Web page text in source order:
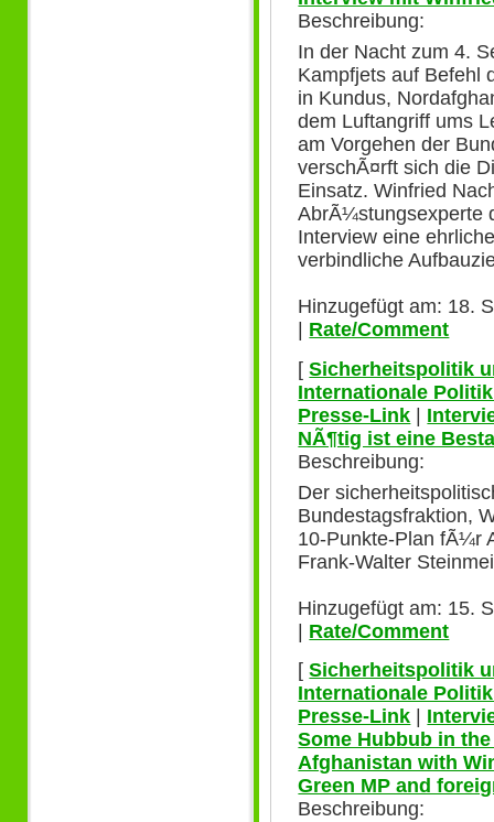
Beschreibung:
In der Nacht zum 4.
Kampfjets auf Befehl
in Kundus,
dem Luftangriff ums
am Vorgehen der
verschÃ¤rft sich die
Einsatz. Winfried
AbrÃ¼stungsexperte
Interview eine
verbindliche
Hinzugefügt am: 18.
Rate/Comment
[Sicherheitspolitik
Internationale
Presse-Link |
NÃ¶tig ist eine
Beschreibung:
Der
Bundestagsfraktion,
10-Punkte-Plan fÃ¼r
Frank-Walter
Hinzugefügt am: 15.
| Rate/Comment
[Sicherheitspolitik
Internationale
Presse-Link
Some Hubbub in
Afghanistan with
Green MP and
Beschreibung: